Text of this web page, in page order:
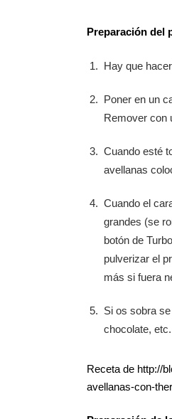
Preparación del
Hay que
Poner en un
Remover con
Cuando esté
avellanas
Cuando el
grandes (se
botón de
pulverizar el
más si fuera
Si os sobra
chocolate,
Receta de http://
avellanas-con-